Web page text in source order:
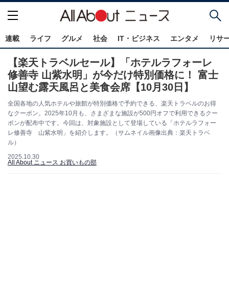
連載 ライフ グルメ 社会 IT・ビジネス エンタメ リサ
【楽天トラベルセール】「ホテルラフォーレ
修善寺 山紫水明」が今だけ特別価格に！ 富士
山望む露天風呂と美食会席【10月30日】
全国各地の人気ホテルや旅館が特別価格で予約できる、楽天トラベルのお得
なクーポン。2025年10月も、さまざまな施設が500円オフで利用できるクー
ポンが配布中です。今回は、対象施設として登場している「ホテルラフォー
レ修善寺 山紫水明」を紹介します。（サムネイル画像出典：楽天トラベ
ル）
2025.10.30
All About ニュース お買いもの部